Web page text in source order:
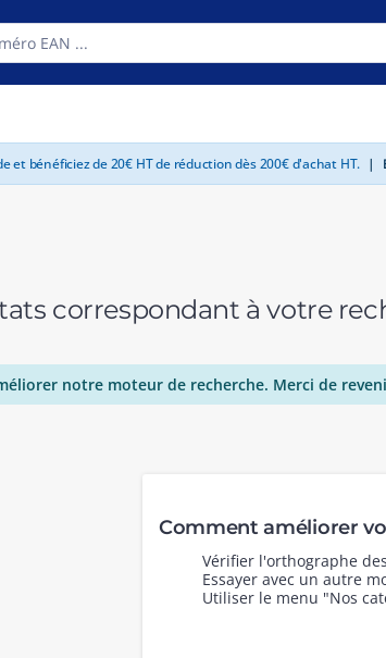
et bénéficiez de 20€ HT de réduction dès 200€ d'achat HT. |
correspondant à votre
notre moteur de recherche. Merci de
Comment améliorer
Vérifier l'orthographe
Essayer avec un autre
Utiliser le menu "Nos